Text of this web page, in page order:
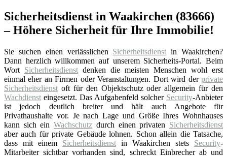
Sicherheitsdienst in Waakirchen (83666)
– Höhere Sicherheit für Ihre Immobilie!
Sie suchen einen verlässlichen Sicherheitsdienst in Waakirchen?
Dann herzlich willkommen auf unserem Sicherheits-Portal. Beim
Wort Sicherheitsdienst denken die meisten Menschen wohl erst
einmal eher an Firmen oder Veranstaltungen. Dort wird der private
Sicherheitsdienst oft für den Objektschutz oder allgemein für den
Wachdienst eingesetzt. Das Aufgabenfeld solcher Security-Anbieter
ist jedoch deutlich breiter und hält auch Angebote für
Privathaushalte vor. Je nach Lage und Größe Ihres Wohnhauses
kann sich einWachschutz durch einen privaten Sicherheitsdienst
aber auch für private Gebäude lohnen. Schon allein die Tatsache,
dass mit einem Sicherheitsdienst in Waakirchen stets Security-
Mitarbeiter sichtbar vorhanden sind, schreckt Einbrecher ab und